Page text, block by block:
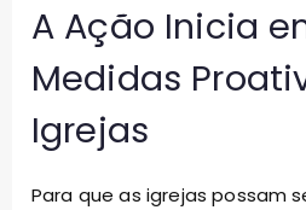
A Ação Inicia
Medidas
Igrejas
Para que as igrejas possam